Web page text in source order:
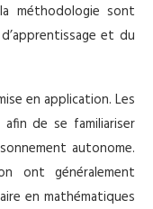
méthodologie sont
et du
en application. Les
de se familiariser
autonome.
ont généralement
en mathématiques